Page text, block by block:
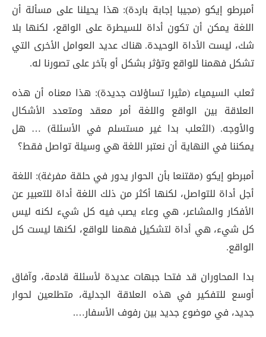
أمبرطو إيكو (مجيبا إجابة باردة): هذا يحيلنا على مسألة أن
اللغة يمكن أن تكون أداة للسيطرة على الواقع، لكنها بلا
شك، ليست الأداة الوحيدة. هناك عديد العوامل الأخرى التي
تشكل فهمنا للواقع وتؤثر بشكل أو بآخر على تصورنا له.
ثعلب السيمياء (مثيرا تساؤلات جديدة): هذا معناه أن هذه
العلاقة بين الواقع واللغة أمر معقد ومتعدد الأشكال
والأوجه. (الثعلب بدا غير مستسلم في الأسئلة) … هل
يمكننا في النهاية أن نعتبر اللغة هي وسيلة تواصل فقط؟
أمبرطو إيكو (مقتنعا بأن الحوار يدور في حلقة مفرغة): اللغة
أجل أداة للتواصل، لكنها أكثر من ذلك اللغة أداة للتعبير عن
الأفكار والمشاعر، هي وعاء يصب فيه كل شيء لكنه ليس
كل شيء، هي أداة لتشكيل فهمنا للواقع، لكنها ليست كل
الواقع.
بدا المحاوران قد فتحا جبهات عديدة لأسئلة قادمة، وآفاق
أوسع للتفكير في هذه العلاقة الجدلية، متطلعين لحوار
جديد، في موضوع جديد بين رفوف الأسفار….